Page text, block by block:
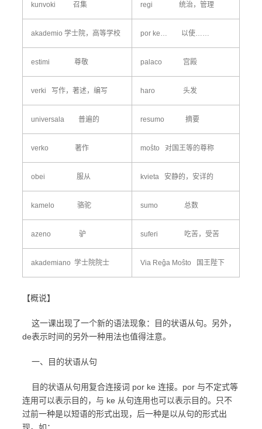
kunvoki 召集 regi 统治，管理
akademio 学士院，高等学校 por ke… 以使……
estimi 尊敬 palaco 宫殿
verki 写作，著述，编写 haro 头发
universala 普遍的 resumo 摘要
verko 著作 moŝto 对国王等的尊称
obei 服从 kvieta 安静的，安详的
kamelo 骆驼 sumo 总数
azeno 驴 suferi 吃苦，受苦
akademiano 学士院院士 Via Reĝa Moŝto 国王陛下
【概说】
这一课出现了一个新的语法现象：目的状语从句。另外，
de表示时间的另外一种用法也值得注意。
一、目的状语从句
目的状语从句用复合连接词 por ke 连接。por 与不定式等
连用可以表示目的，与 ke 从句连用也可以表示目的。只不
过前一种是以短语的形式出现，后一种是以从句的形式出